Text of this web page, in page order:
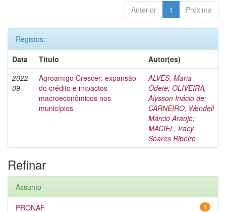
Anterior 1 Próxima
Registos:
Data
Título
Autor(es)
2022-
09
Agroamigo Crescer: expansão
do crédito e impactos
macroeconômicos nos
municípios
ALVES, Maria
Odete; OLIVEIRA,
Alysson Inácio de;
CARNEIRO, Wendell
Márcio Araújo;
MACIEL, Iracy
Soares Ribeiro
Refinar
Assunto
1
PRONAF